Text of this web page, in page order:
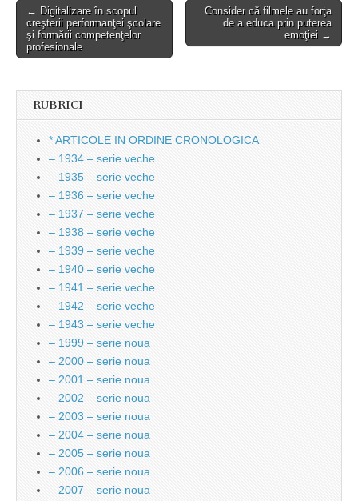
Post
navigation
← Digitalizare în scopul
creşterii performanţei şcolare
şi formării competenţelor
profesionale
Consider că filmele au forţa
de a educa prin puterea
emoţiei →
RUBRICI
* ARTICOLE IN ORDINE CRONOLOGICA
– 1934 – serie veche
– 1935 – serie veche
– 1936 – serie veche
– 1937 – serie veche
– 1938 – serie veche
– 1939 – serie veche
– 1940 – serie veche
– 1941 – serie veche
– 1942 – serie veche
– 1943 – serie veche
– 1999 – serie noua
– 2000 – serie noua
– 2001 – serie noua
– 2002 – serie noua
– 2003 – serie noua
– 2004 – serie noua
– 2005 – serie noua
– 2006 – serie noua
– 2007 – serie noua